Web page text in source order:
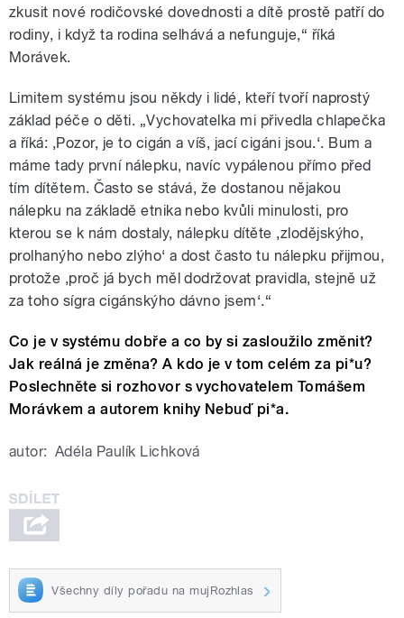
zkusit nové rodičovské dovednosti a dítě prostě patří do
rodiny, i když ta rodina selhává a nefunguje,“ říká
Morávek.
Limitem systému jsou někdy i lidé, kteří tvoří naprostý
základ péče o děti. „Vychovatelka mi přivedla chlapečka
a říká: ‚Pozor, je to cigán a víš, jací cigáni jsou.‘. Bum a
máme tady první nálepku, navíc vypálenou přímo před
tím dítětem. Často se stává, že dostanou nějakou
nálepku na základě etnika nebo kvůli minulosti, pro
kterou se k nám dostaly, nálepku dítěte ‚zlodějskýho,
prolhanýho nebo zlýho‘ a dost často tu nálepku přijmou,
protože ‚proč já bych měl dodržovat pravidla, stejně už
za toho sígra cigánskýho dávno jsem‘.“
Co je v systému dobře a co by si zasloužilo změnit?
Jak reálná je změna? A kdo je v tom celém za pi*u?
Poslechněte si rozhovor s vychovatelem Tomášem
Morávkem a autorem knihy Nebuď pi*a.
autor: Adéla Paulík Lichková
Všechny díly pořadu na mujRozhlas